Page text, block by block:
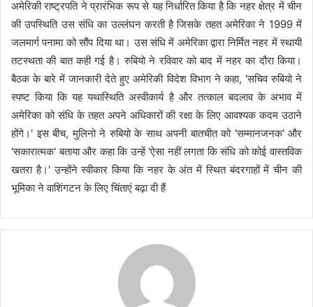
अमेरिकी राष्ट्रपति ने प्रारंभिक रूप से यह निर्धारित किया है कि नहर क्षेत्र में चीन
की उपस्थिति उस संधि का उल्लंघन करती है जिसके तहत अमेरिका ने 1999 में
जलमार्ग पनामा को सौंप दिया था। उस संधि में अमेरिका द्वारा निर्मित नहर में स्थायी
तटस्थता की बात कही गई है। रुबियो ने रविवार को बाद में नहर का दौरा किया।
बैठक के बारे में जानकारी देते हुए अमेरिकी विदेश विभाग ने कहा, 'सचिव रुबियो ने
स्पष्ट किया कि यह यथास्थिति अस्वीकार्य है और तत्काल बदलाव के अभाव में
अमेरिका को संधि के तहत अपने अधिकारों की रक्षा के लिए आवश्यक कदम उठाने
होंगे।' इस बीच, मुलिनो ने रुबियो के साथ अपनी बातचीत को 'सम्मानजनक' और
'सकारात्मक' बताया और कहा कि उन्हें 'ऐसा नहीं लगता कि संधि को कोई वास्तविक
खतरा है।' उन्होंने स्वीकार किया कि नहर के अंत में स्थित बंदरगाहों में चीन की
भूमिका ने वाशिंगटन के लिए चिंताएं बढ़ा दी हैं